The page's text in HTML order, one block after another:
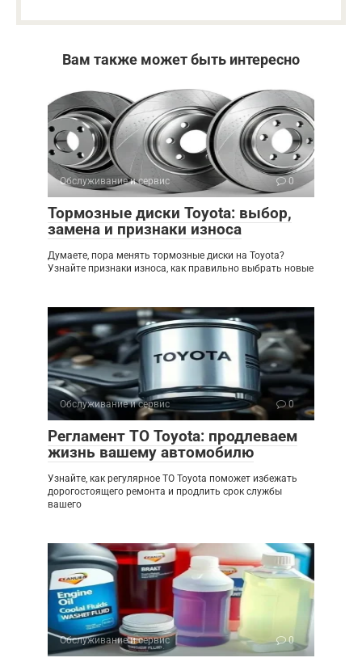
Вам также может быть интересно
Обслуживание и сервис 0
Тормозные диски Toyota: выбор,
замена и признаки износа
Думаете, пора менять тормозные диски на Toyota?
Узнайте признаки износа, как правильно выбрать новые
Обслуживание и сервис 0
Регламент ТО Toyota: продлеваем
жизнь вашему автомобилю
Узнайте, как регулярное ТО Toyota поможет избежать
дорогостоящего ремонта и продлить срок службы
вашего
Обслуживание и сервис 0